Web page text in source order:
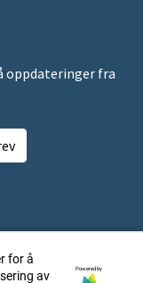
oppdateringer fra
for å
av
Powered by